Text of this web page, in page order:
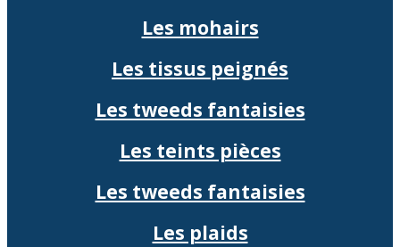
Les mohairs
Les tissus peignés
Les tweeds fantaisies
Les teints pièces
Les tweeds fantaisies
Les plaids